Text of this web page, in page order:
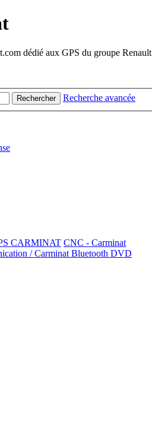
dédié aux GPS du groupe Renault
Rechercher Recherche avancée
CARMINAT CNC - Carminat
/ Carminat Bluetooth DVD